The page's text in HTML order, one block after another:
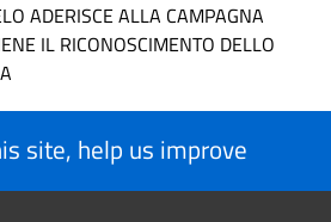
ADERISCE ALLA CAMPAGNA
IL RICONOSCIMENTO DELLO
site, help us improve